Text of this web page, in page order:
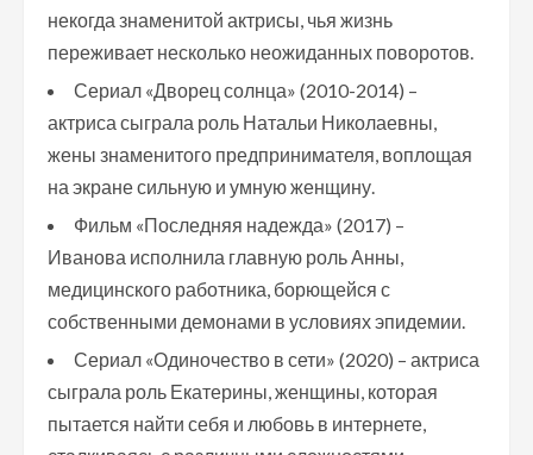
некогда знаменитой актрисы, чья жизнь
переживает несколько неожиданных поворотов.
Сериал «Дворец солнца» (2010-2014) –
актриса сыграла роль Натальи Николаевны,
жены знаменитого предпринимателя, воплощая
на экране сильную и умную женщину.
Фильм «Последняя надежда» (2017) –
Иванова исполнила главную роль Анны,
медицинского работника, борющейся с
собственными демонами в условиях эпидемии.
Сериал «Одиночество в сети» (2020) – актриса
сыграла роль Екатерины, женщины, которая
пытается найти себя и любовь в интернете,